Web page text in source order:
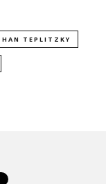
TEPLITZKY